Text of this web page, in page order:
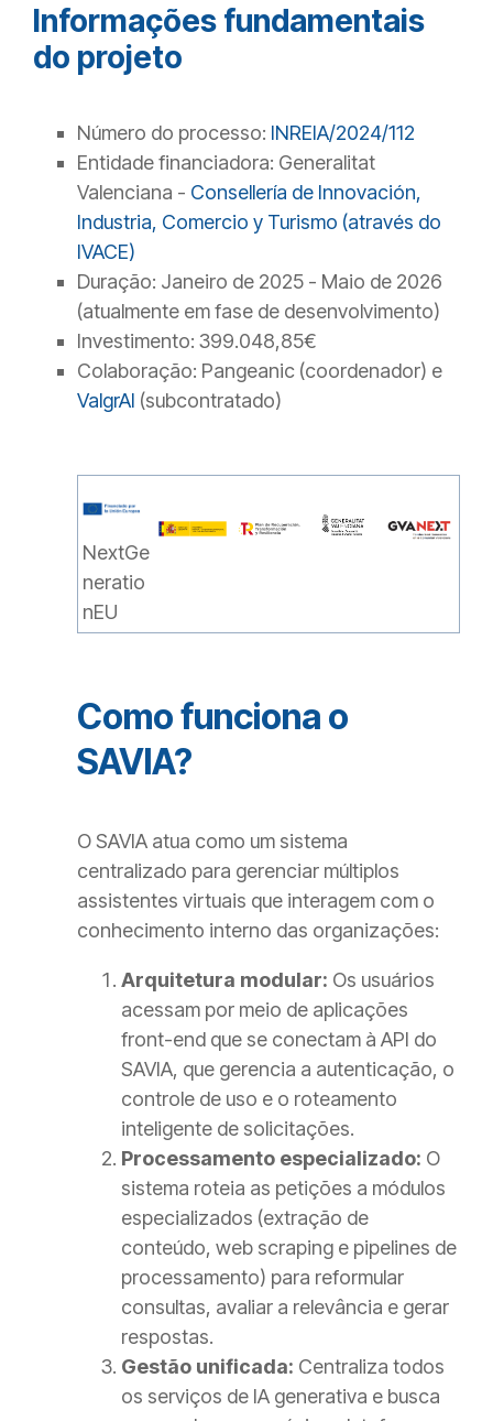
Informações fundamentais
do projeto
Número do processo: INREIA/2024/112
Entidade financiadora: Generalitat
Valenciana - Consellería de Innovación,
Industria, Comercio y Turismo (através do
IVACE)
Duração: Janeiro de 2025 - Maio de 2026
(atualmente em fase de desenvolvimento)
Investimento: 399.048,85€
Colaboração: Pangeanic (coordenador) e
ValgrAI (subcontratado)
NextGe
neratio
nEU
Como funciona o
SAVIA?
O SAVIA atua como um sistema
centralizado para gerenciar múltiplos
assistentes virtuais que interagem com o
conhecimento interno das organizações:
Arquitetura modular: Os usuários
acessam por meio de aplicações
front-end que se conectam à API do
SAVIA, que gerencia a autenticação, o
controle de uso e o roteamento
inteligente de solicitações.
Processamento especializado: O
sistema roteia as petições a módulos
especializados (extração de
conteúdo, web scraping e pipelines de
processamento) para reformular
consultas, avaliar a relevância e gerar
respostas.
Gestão unificada: Centraliza todos
os serviços de IA generativa e busca